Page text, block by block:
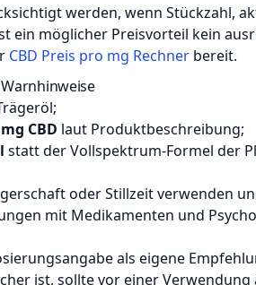
werden, wenn Stückzahl,
ein möglicher Preisvorteil kein
CBD Preis pro mg Rechner bereit.
CBD laut Produktbeschreibung;
statt der Vollspektrum-Formel der
oder Stillzeit verwenden
mit Medikamenten und
als eigene
ist, sollte vor einer